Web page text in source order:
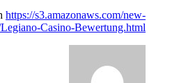
https://s3.amazonaws.com/new-
Casino-Bewertung.html